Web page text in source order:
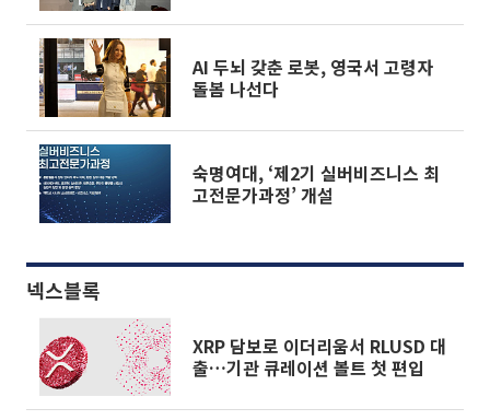
AI 두뇌 갖춘 로봇, 영국서 고령자
돌봄 나선다
숙명여대, ‘제2기 실버비즈니스 최
고전문가과정’ 개설
넥스블록
XRP 담보로 이더리움서 RLUSD 대
출…기관 큐레이션 볼트 첫 편입